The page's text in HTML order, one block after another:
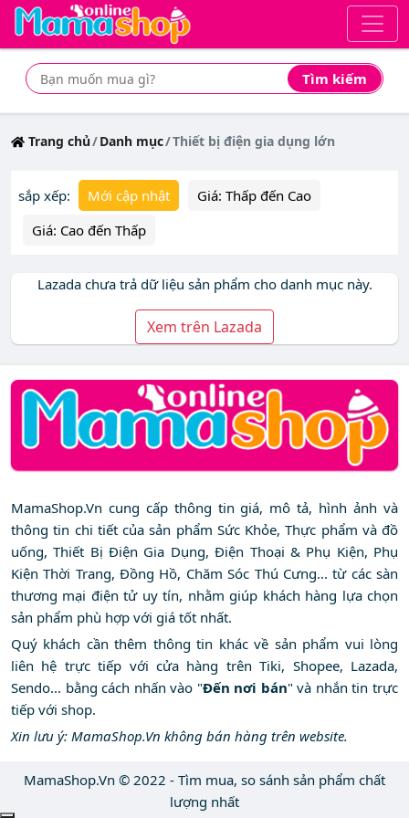
Tìm kiếm
Tìm mua sản phẩm giá rẻ nhất
Trang chủ Danh mục Thiết bị điện gia dụng lớn
sắp xếp: Mới cập nhật
Giá: Thấp đến Cao
Giá: Cao đến Thấp
Lazada chưa trả dữ liệu sản phẩm cho danh mục này.
Xem trên Lazada
MamaShop.Vn cung cấp thông tin giá, mô tả, hình ảnh và
thông tin chi tiết của sản phẩm Sức Khỏe, Thực phẩm và đồ
uống, Thiết Bị Điện Gia Dụng, Điện Thoại & Phụ Kiện, Phụ
Kiện Thời Trang, Đồng Hồ, Chăm Sóc Thú Cưng... từ các sàn
thương mại điện tử uy tín, nhằm giúp khách hàng lựa chọn
sản phẩm phù hợp với giá tốt nhất.
Quý khách cần thêm thông tin khác về sản phẩm vui lòng
liên hệ trực tiếp với cửa hàng trên Tiki, Shopee, Lazada,
Sendo... bằng cách nhấn vào "Đến nơi bán" và nhắn tin trực
tiếp với shop.
Xin lưu ý: MamaShop.Vn không bán hàng trên website.
MamaShop.Vn © 2022 - Tìm mua, so sánh sản phẩm chất
lượng nhất